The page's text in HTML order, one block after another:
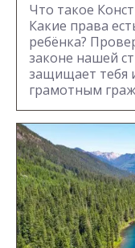
Что такое
Какие права
ребёнка?
законе нашей
защищает тебя
грамотным